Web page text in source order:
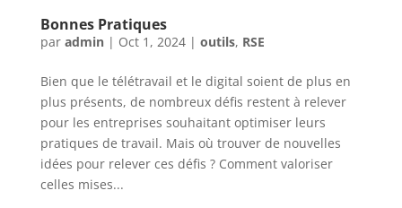
Bonnes Pratiques
par admin| Oct 1, 2024| outils, RSE
Bien que le télétravail et le digital soient de plus en
plus présents, de nombreux défis restent à relever
pour les entreprises souhaitant optimiser leurs
pratiques de travail. Mais où trouver de nouvelles
idées pour relever ces défis ? Comment valoriser
celles mises...